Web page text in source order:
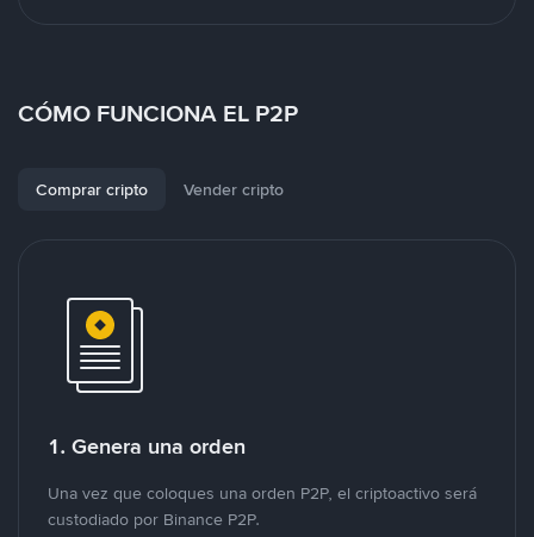
CÓMO FUNCIONA EL P2P
Comprar cripto Vender cripto
1. Genera una orden
Una vez que coloques una orden P2P, el criptoactivo será
custodiado por Binance P2P.